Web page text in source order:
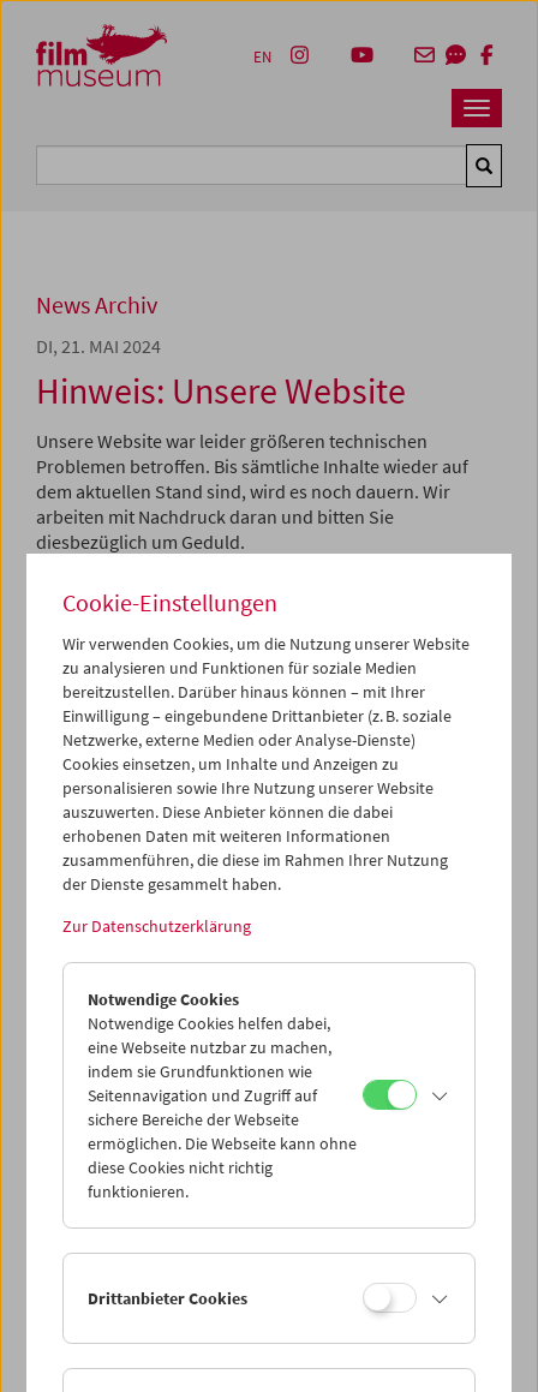
Zum Inhalt
Zum Hauptmenü
Zur Servicenavigation
Zum Suche
Navbar
EN
News Archiv
DI, 21. MAI 2024
Hinweis: Unsere Website
Unsere Website war leider größeren technischen
Problemen betroffen. Bis sämtliche Inhalte wieder auf
dem aktuellen Stand sind, wird es noch dauern. Wir
arbeiten mit Nachdruck daran und bitten Sie
diesbezüglich um Geduld.
Update 21. Mai: Unser Online-Shop ist nun wieder online
und alle Produkte wieder erhältlich.
Our website was affected by technical problems. We are
constantly working to bring all content back up to date.
Thank you for your patience.
Update May 21: Our online store is now back online and
all products are available again.
Cookie-Einstellungen
Wir verwenden Cookies, um die Nutzung unserer Website
zu analysieren und Funktionen für soziale Medien
bereitzustellen. Darüber hinaus können – mit Ihrer
Einwilligung – eingebundene Drittanbieter (z. B. soziale
Netzwerke, externe Medien oder Analyse-Dienste)
Cookies einsetzen, um Inhalte und Anzeigen zu
personalisieren sowie Ihre Nutzung unserer Website
auszuwerten. Diese Anbieter können die dabei
erhobenen Daten mit weiteren Informationen
zusammenführen, die diese im Rahmen Ihrer Nutzung
der Dienste gesammelt haben.
Zur Datenschutzerklärung
Notwendige Cookies
Notwendige Cookies helfen dabei,
eine Webseite nutzbar zu machen,
indem sie Grundfunktionen wie
Seitennavigation und Zugriff auf
sichere Bereiche der Webseite
ermöglichen. Die Webseite kann ohne
diese Cookies nicht richtig
funktionieren.
Drittanbieter Cookies